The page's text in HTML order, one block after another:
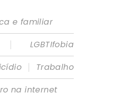
e familiar
|
LGBTIfobia
|
Trabalho
na internet